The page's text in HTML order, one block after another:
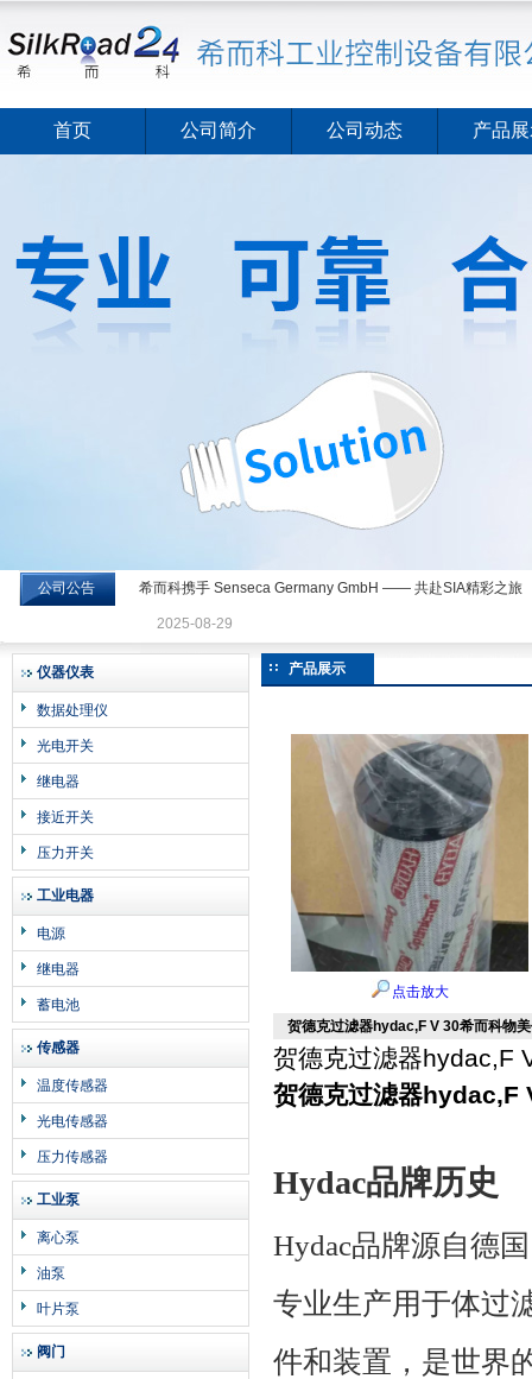
希而科工业控制设备有限公司
首页 公司简介 公司动态 产品
公司公告 希而科携手 Senseca Germany GmbH —— 共赴SIA精彩之旅
2025-08-29
仪器仪表
数据处理仪
光电开关
继电器
接近开关
压力开关
工业电器
电源
继电器
蓄电池
传感器
温度传感器
光电传感器
压力传感器
工业泵
离心泵
油泵
叶片泵
阀门
产品展示
点击放大
贺德克过滤器hydac,F V 30希而科物
贺德克过滤器hydac,F
贺德克过滤器hydac,F
Hydac品牌历史
Hydac品牌源自德
专业生产用于体过
件和装置，是世界